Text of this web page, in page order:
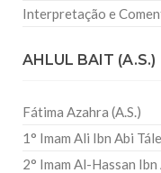
Interpretação e
AHLUL BAIT (A.S.)
Fátima Azahra (A.S.)
1° Imam Ali Ibn Abi
2° Imam Al-Hassan Ibn